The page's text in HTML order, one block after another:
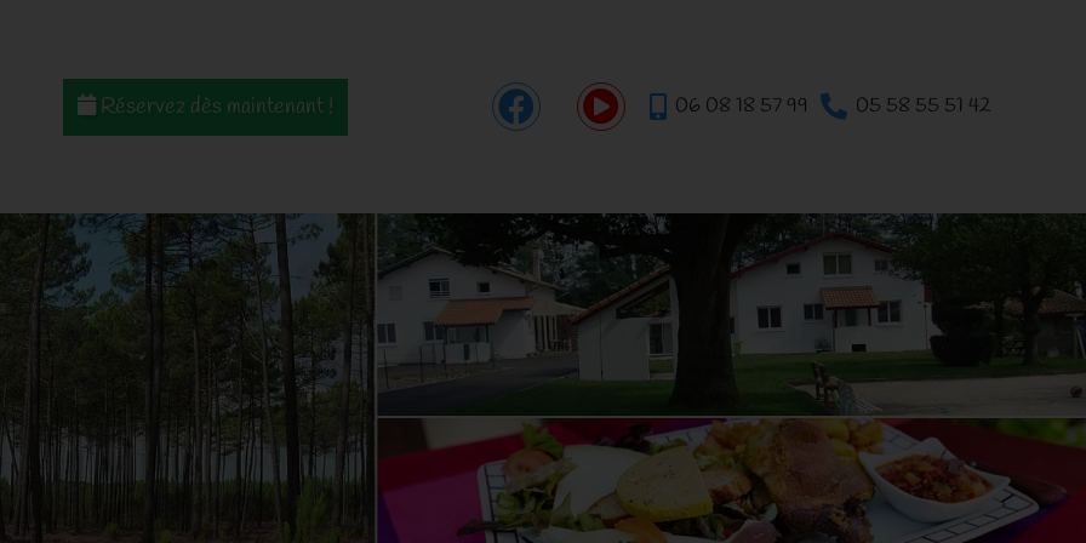
Réservez dès maintenant ! 06 08 18 57 99 05 58 55 51 42